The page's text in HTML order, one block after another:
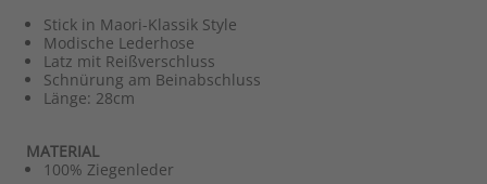
Stick in Maori-Klassik Style
Modische Lederhose
Latz mit Reißverschluss
Schnürung am Beinabschluss
Länge: 28cm
MATERIAL
100% Ziegenleder